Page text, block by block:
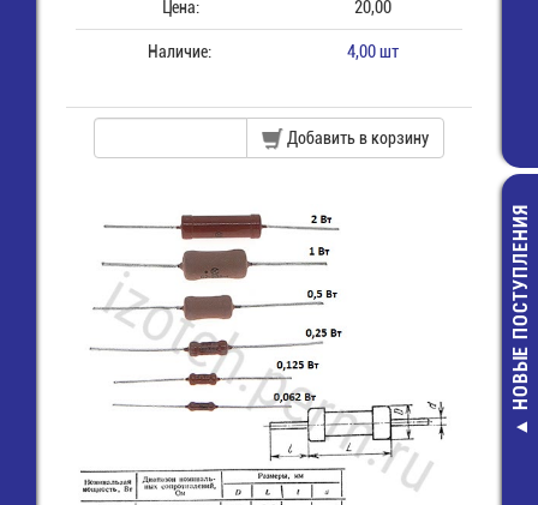
НОВЫЕ ПОСТУПЛЕНИЯ
Цена: 20,00
Наличие: 4,00 шт
Добавить в корзину